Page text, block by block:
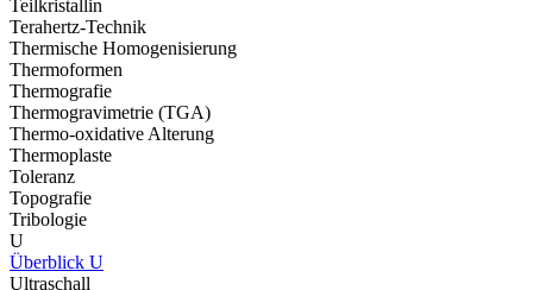
Teilkristallin
Terahertz-Technik
Thermische Homogenisierung
Thermoformen
Thermografie
Thermogravimetrie (TGA)
Thermo-oxidative Alterung
Thermoplaste
Toleranz
Topografie
Tribologie
U
Überblick U
Ultraschall